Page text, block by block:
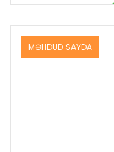
MƏHDUD SAYDA